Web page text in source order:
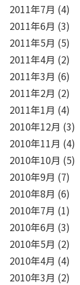
2011年7月 (4)
2011年6月 (3)
2011年5月 (5)
2011年4月 (2)
2011年3月 (6)
2011年2月 (2)
2011年1月 (4)
2010年12月 (3)
2010年11月 (4)
2010年10月 (5)
2010年9月 (7)
2010年8月 (6)
2010年7月 (1)
2010年6月 (3)
2010年5月 (2)
2010年4月 (4)
2010年3月 (2)